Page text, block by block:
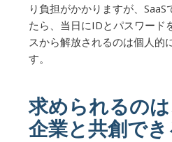
り負担がかかりますが、
たら、当日にIDとパスワード
スから解放されるのは個人的
す。
求められるの
企業と共創でき